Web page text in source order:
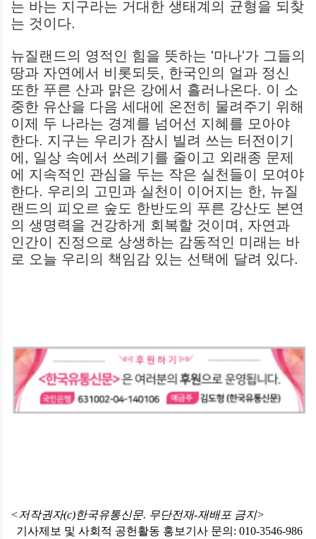
는 바는 지구라는 거대한 생태계의 균형을 되찾
는 것이다.
뉴질랜드의 영적인 힘을 뜻하는 '마나'가 그들의
땅과 자연에서 비롯되듯, 한국인의 얼과 정신
또한 푸른 산과 맑은 강에서 흘러나온다. 이 소
중한 유산을 다음 세대에 온전히 물려주기 위해
이제 두 나라는 경계를 넘어선 지혜를 모아야
한다. 지구는 우리가 잠시 빌려 쓰는 터전이기
에, 일상 속에서 쓰레기를 줄이고 외래종 문제
에 지속적인 관심을 두는 작은 실천들이 모여야
한다. 우리의 고민과 실천이 이어지는 한, 뉴질
랜드의 피오르 숲도 한반도의 푸른 강산도 본연
의 생명력을 건강하게 회복할 것이며, 자연과
인간이 진정으로 상생하는 감동적인 미래는 바
로 오늘 우리의 책임감 있는 선택에 달려 있다.
<저작권자(c)한국유통신문. 무단전재-재배포 금지>
기사제보 및 사회적 공헌활동 홍보기사 문의: 010-3546-986